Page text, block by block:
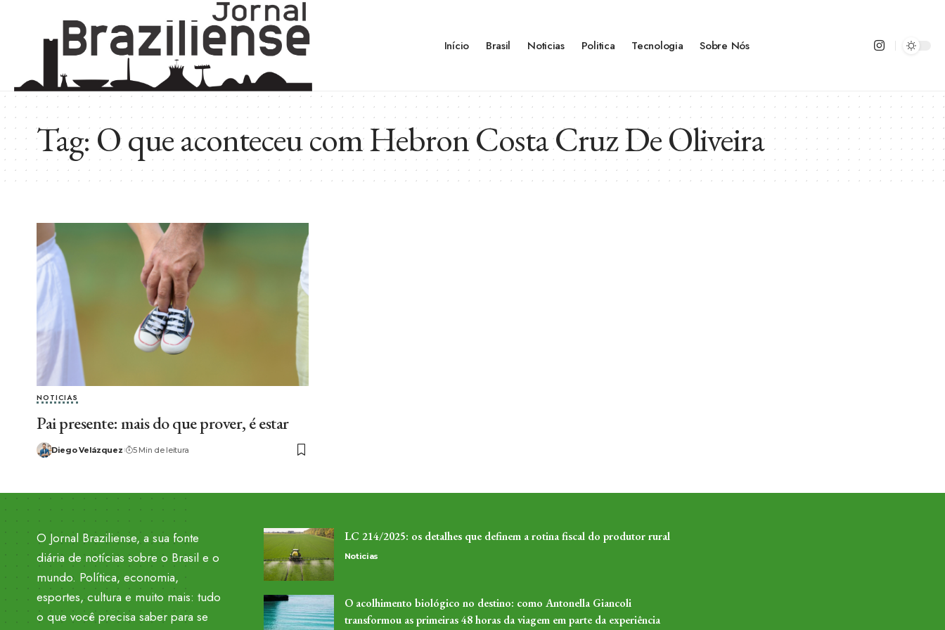
Início Brasil Noticias Politica Tecnologia Sobre Nós
Tag:O que aconteceu com Hebron Costa Cruz De Oliveira
NOTICIAS
Pai presente: mais do que prover, é estar
Diego Velázquez 5 Min de leitura
O Jornal Braziliense, a sua fonte
diária de notícias sobre o Brasil e o
mundo. Política, economia,
esportes, cultura e muito mais: tudo
o que você precisa saber para se
LC 214/2025: os detalhes que definem a rotina fiscal do produtor rural
Noticias
O acolhimento biológico no destino: como Antonella Giancoli
transformou as primeiras 48 horas da viagem em parte da experiência